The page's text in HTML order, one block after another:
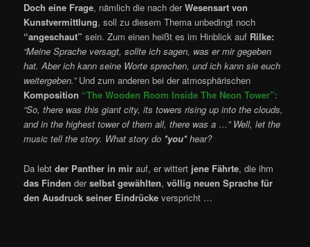
Doch eine Frage, nämlich die nach derWesensart von
Kunstvermittlung, soll zu diesem Thema unbedingt noch
“angeschaut” sein. Zum einen heißt es im Hinblick auf Rilke:
“Meine Sprache versagt, sollte ich sagen, was er mir gegeben
hat. Aber ich kann seine Worte sprechen, und ich kann sie euch
weitergeben.”Und zum anderen bei der atmosphärischen
Komposition “The Wooden Room Inside The Neon Tower”:
“So, there was this giant city, its towers rising up into the clouds,
and in the highest tower of them all, there was a …” Well, let the
music tell the story. What story do *you*hear?
Da lebtder Panther in mir auf, er wittert jene Fährte, die ihm
das Finden derselbst gewählten,völlig neuen Sprache für
den Ausdruck seiner Eindrücke verspricht …